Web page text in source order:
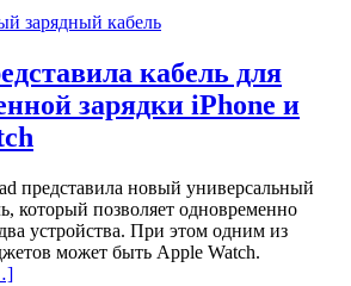
кабель для
зарядки iPhone и
представила новый универсальный
который позволяет одновременно
устройства. При этом одним из
может быть Apple Watch.